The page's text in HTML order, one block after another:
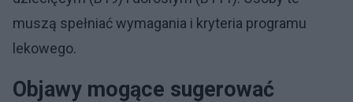
muszą spełniać wymagania i kryteria programu
lekowego.
Objawy mogące sugerować